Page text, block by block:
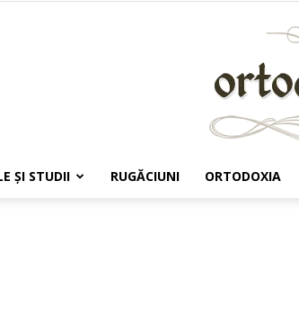
ŞI STUDII RUGĂCIUNI ORTODOXIA